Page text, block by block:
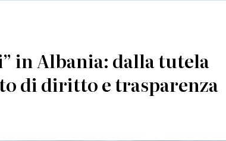
in Albania: dalla tutela
di diritto e trasparenza